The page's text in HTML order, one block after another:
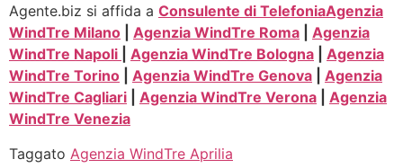
Agente.biz si affida a Consulente di TelefoniaAgenzia
WindTre Milano
Agenzia WindTre Roma
Agenzia
WindTre Napoli
Agenzia WindTre Bologna
Agenzia
WindTre Torino
Agenzia WindTre Genova
Agenzia
WindTre Cagliari
Agenzia WindTre Verona
Agenzia
WindTre Venezia
Taggato Agenzia WindTre Aprilia